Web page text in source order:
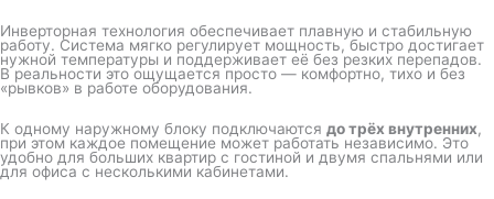
Инверторная технология обеспечивает плавную и стабильную
работу. Система мягко регулирует мощность, быстро достигает
нужной температуры и поддерживает её без резких перепадов.
В реальности это ощущается просто — комфортно, тихо и без
«рывков» в работе оборудования.
К одному наружному блоку подключаются до трёх внутренних,
при этом каждое помещение может работать независимо. Это
удобно для больших квартир с гостиной и двумя спальнями или
для офиса с несколькими кабинетами.